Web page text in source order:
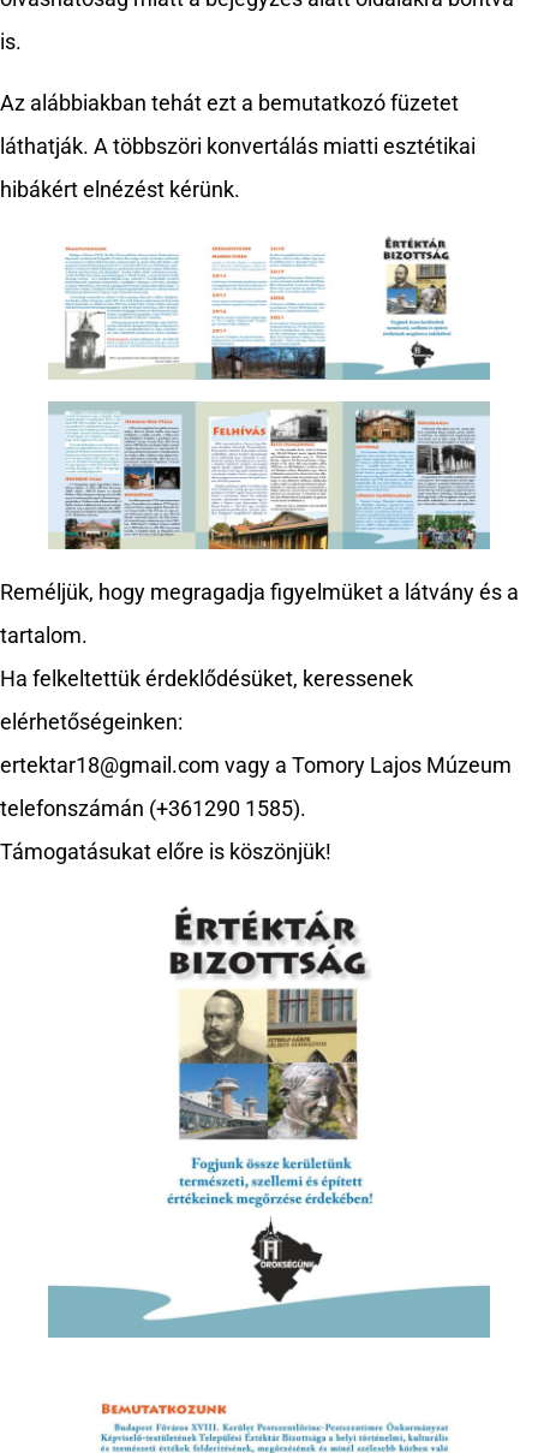
is.
Az alábbiakban tehát ezt a bemutatkozó füzetet
láthatják. A többszöri konvertálás miatti esztétikai
hibákért elnézést kérünk.
Reméljük, hogy megragadja figyelmüket a látvány és a
tartalom.
Ha felkeltettük érdeklődésüket, keressenek
elérhetőségeinken:
ertektar18@gmail.com vagy a Tomory Lajos Múzeum
telefonszámán (+361290 1585).
Támogatásukat előre is köszönjük!